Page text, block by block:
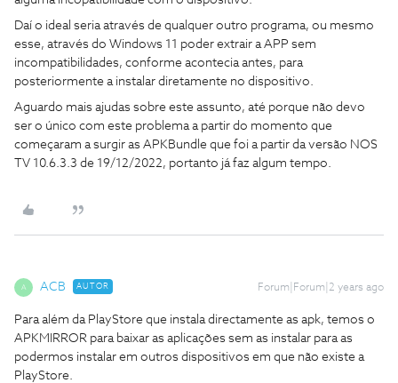
Daí o ideal seria através de qualquer outro programa, ou mesmo
esse, através do Windows 11 poder extrair a APP sem
incompatibilidades, conforme acontecia antes, para
posteriormente a instalar diretamente no dispositivo.
Aguardo mais ajudas sobre este assunto, até porque não devo
ser o único com este problema a partir do momento que
começaram a surgir as APKBundle que foi a partir da versão NOS
TV 10.6.3.3 de 19/12/2022, portanto já faz algum tempo.
A ACB AUTOR Forum|Forum|2 years ago
Para além da PlayStore que instala directamente as apk, temos o
APKMIRROR para baixar as aplicações sem as instalar para as
podermos instalar em outros dispositivos em que não existe a
PlayStore.